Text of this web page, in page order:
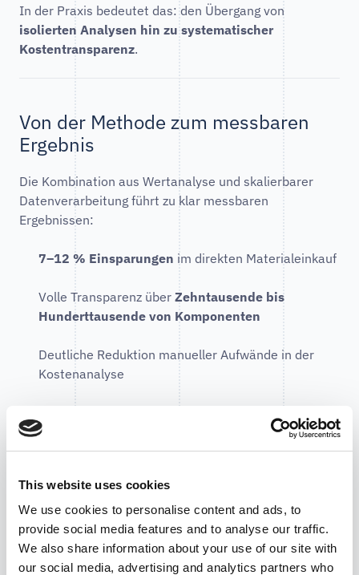
This website uses cookies
We use cookies to personalise content and ads, to
provide social media features and to analyse our traffic.
We also share information about your use of our site with
our social media, advertising and analytics partners who
In der Praxis bedeutet das: den Übergang von
isolierten Analysen hin zu systematischer
Kostentransparenz.
Von der Methode zum messbaren
Ergebnis
Die Kombination aus Wertanalyse und skalierbarer
Datenverarbeitung führt zu klar messbaren
Ergebnissen:
7–12 % Einsparungen im direkten Materialeinkauf
Volle Transparenz über Zehntausende bis
Hunderttausende von Komponenten
Deutliche Reduktion manueller Aufwände in der
Kostenanalyse
Bessere Abstimmung zwischen Engineering und
Der entscheidende Unterschied liegt in der
Skalierbarkeit.
Traditionelle Wertanalyse ist meist: